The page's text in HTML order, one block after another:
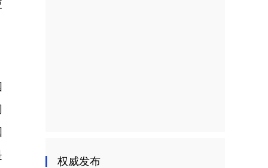
权威发布